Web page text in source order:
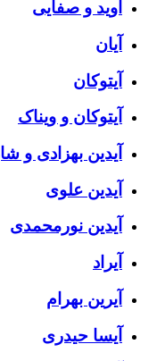
آوید و صفایی
آیان
آیتوکان
آیتوکان و ویناک
آیدین بهزادی و
آیدین علوی
آیدین نورمحمدی
آیراد
آیرین بهرام
آیسا حیدری